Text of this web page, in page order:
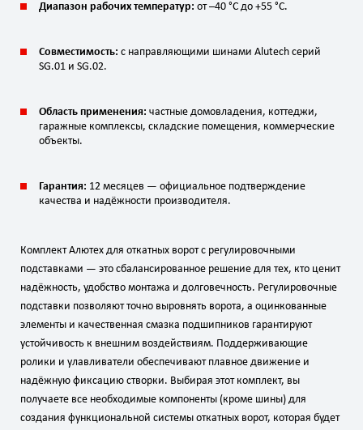
Диапазон рабочих температур: от –40 °C до +55 °C.
Совместимость: с направляющими шинами Alutech серий
SG.01 и SG.02.
Область применения: частные домовладения, коттеджи,
гаражные комплексы, складские помещения, коммерческие
объекты.
Гарантия: 12 месяцев — официальное подтверждение
качества и надёжности производителя.
Комплект Алютех для откатных ворот с регулировочными
подставками — это сбалансированное решение для тех, кто ценит
надёжность, удобство монтажа и долговечность. Регулировочные
подставки позволяют точно выровнять ворота, а оцинкованные
элементы и качественная смазка подшипников гарантируют
устойчивость к внешним воздействиям. Поддерживающие
ролики и улавливатели обеспечивают плавное движение и
надёжную фиксацию створки. Выбирая этот комплект, вы
получаете все необходимые компоненты (кроме шины) для
создания функциональной системы откатных ворот, которая будет